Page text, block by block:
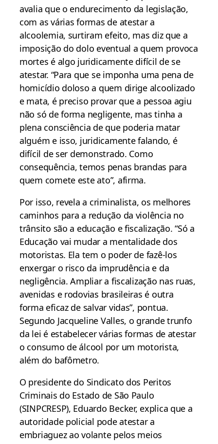
avalia que o endurecimento da legislação,
com as várias formas de atestar a
alcoolemia, surtiram efeito, mas diz que a
imposição do dolo eventual a quem provoca
mortes é algo juridicamente difícil de se
atestar. “Para que se imponha uma pena de
homicídio doloso a quem dirige alcoolizado
e mata, é preciso provar que a pessoa agiu
não só de forma negligente, mas tinha a
plena consciência de que poderia matar
alguém e isso, juridicamente falando, é
difícil de ser demonstrado. Como
consequência, temos penas brandas para
quem comete este ato”, afirma.
Por isso, revela a criminalista, os melhores
caminhos para a redução da violência no
trânsito são a educação e fiscalização. “Só a
Educação vai mudar a mentalidade dos
motoristas. Ela tem o poder de fazê-los
enxergar o risco da imprudência e da
negligência. Ampliar a fiscalização nas ruas,
avenidas e rodovias brasileiras é outra
forma eficaz de salvar vidas”, pontua.
Segundo Jacqueline Valles, o grande trunfo
da lei é estabelecer várias formas de atestar
o consumo de álcool por um motorista,
além do bafômetro.
O presidente do Sindicato dos Peritos
Criminais do Estado de São Paulo
(SINPCRESP), Eduardo Becker, explica que a
autoridade policial pode atestar a
embriaguez ao volante pelos meios